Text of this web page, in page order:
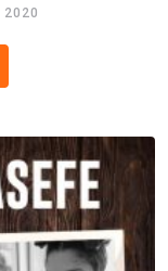
2020